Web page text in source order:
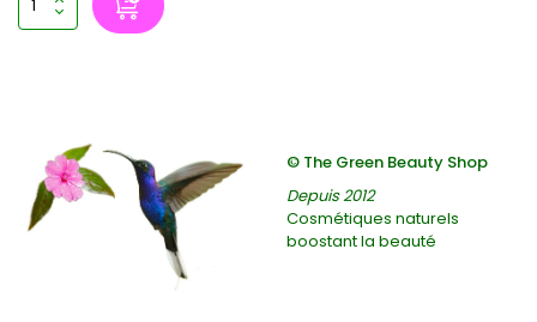
© The Green Beauty Shop
Depuis 2012
Cosmétiques naturels
boostant la beauté